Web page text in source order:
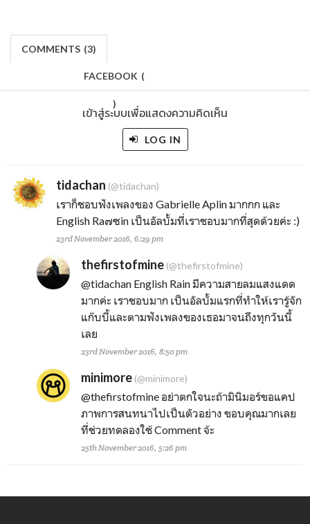
COMMENTS (3)
FACEBOOK (
)
เข้าสู่ระบบเพื่อแสดงความคิดเห็น
LOG IN
tidachan (@tidachan)
เราก็ชอบฟังเพลงของ Gabrielle Aplin มากกก และ
English Ra๗ซin เป็นอัลบั้มที่เราชอบมากที่สุดด้วยค่ะ :)
23rd November 2016, 6:29 pm
thefirstofmine(@thefirstofmine)
@tidachanEnglish Rain มีความสายลมแสงแดด
มากค่ะ เราชอบมาก เป็นอัลบั้มแรกที่ทำให้เรารู้จัก
แก๊บบี้และตามฟังเพลงของเธอมาจนถึงทุกวันนี้
เลย
23rd November 2016, 8:50 pm
minimore(@minimore)
@thefirstofmineอย่าตกใจนะถ้ามินิมอร์ขอแคป
ภาพการสนทนาไปเป็นตัวอย่าง ขอบคุณมากเลย
ที่ช่วยทดลองใช้ Comment จ้ะ
25th November 2016, 5:26 pm